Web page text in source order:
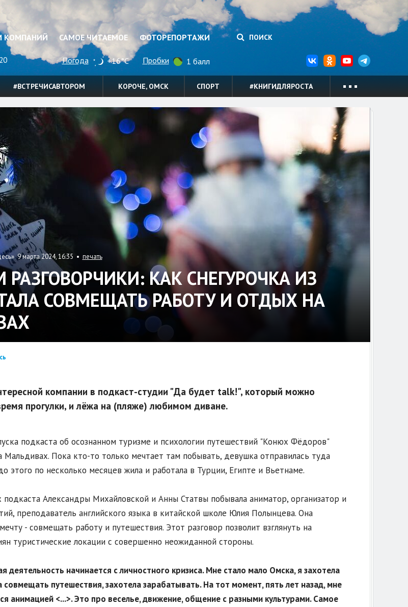
КОМПАНИЙ САМОЕ ЧИТАЕМОЕ ФОТОРЕПОРТАЖИ ПОИСК
Погода +16°C Пробки 1 балл
#ВСТРЕЧИСАВТОРОМ КОРОЧЕ, ОМСК СПОРТ #КНИГИДЛЯРОСТА
9 марта 2024, 16:35 • печать
КАК СНЕГУРОЧКА ИЗ
СОВМЕЩАТЬ РАБОТУ И ОТДЫХ НА
компании в подкаст-студии "Да будет talk!", который можно
прогулки, и лёжа на (пляже) любимом диване.
подкаста об осознанном туризме и психологии путешествий "Конюх Фёдоров"
Мальдивах. Пока кто-то только мечтает там побывать, девушка отправилась туда
этого по несколько месяцев жила и работала в Турции, Египте и Вьетнаме.
подкаста Александры Михайловской и Анны Статвы побывала аниматор, организатор и
преподаватель английского языка в китайской школе Юлия Полынцева. Она
- совмещать работу и путешествия. Этот разговор позволит взглянуть на
туристические локации с совершенно неожиданной стороны.
деятельность начинается с личностного кризиса. Мне стало мало Омска, я захотела
совмещать путешествия, захотела зарабатывать. На тот момент, пять лет назад, мне
анимацией <...>. Это про веселье, движение, общение с разными культурами. Самое